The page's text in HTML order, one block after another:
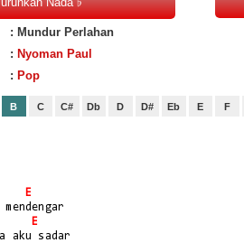
: Mundur Perlahan
: Nyoman Paul
: Pop
B C C# Db D D# Eb E F
E
E
aku sadar